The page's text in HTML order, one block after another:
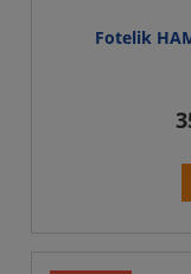
Fotelik